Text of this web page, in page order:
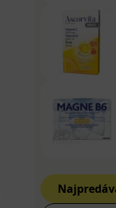
Jamieson
prevencii
očí).
Jamieson
zloženie